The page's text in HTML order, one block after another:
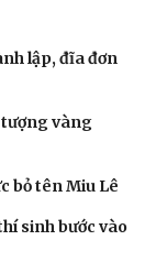
lập, đĩa đơn
tượng vàng
bỏ tên Miu Lê
sinh bước vào